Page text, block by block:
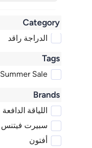
Category
الدراجة راقد
Tags
Summer Sale
Brands
اللياقة الدافعة
سبيرت فيتنس
أفتون